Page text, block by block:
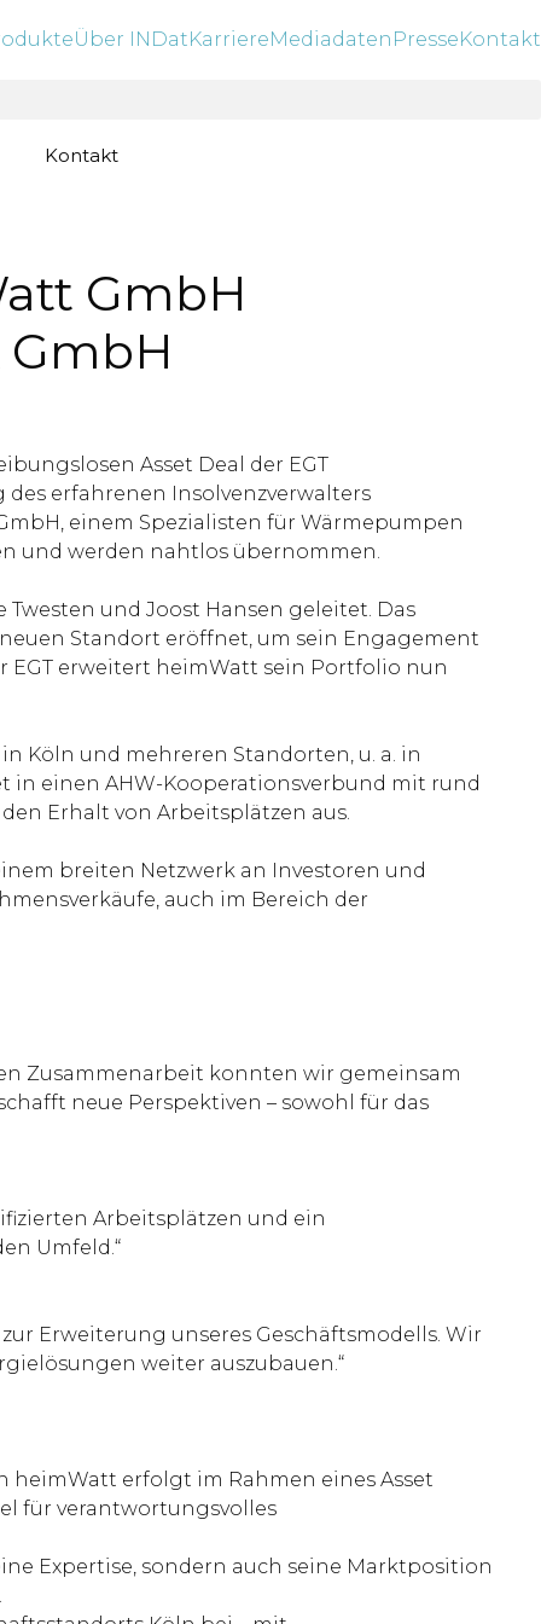
Über INDatKarriereMediadaten PresseKontakt
Kontakt
GmbH
Asset Deal der EGT
erfahrenen Insolvenzverwalters
einem Spezialisten für Wärmepumpen
und werden nahtlos übernommen.
und Joost Hansen geleitet. Das
Standort eröffnet, um sein Engagement
erweitert heimWatt sein Portfolio nun
Köln und mehreren Standorten, u. a. in
in einen AHW-Kooperationsverbund mit rund
Erhalt von Arbeitsplätzen aus.
breiten Netzwerk an Investoren und
auch im Bereich der
Zusammenarbeit konnten wir gemeinsam
neue Perspektiven – sowohl für das
Arbeitsplätzen und ein
Umfeld.“
Erweiterung unseres Geschäftsmodells. Wir
weiter auszubauen.“
heimWatt erfolgt im Rahmen eines Asset
für verantwortungsvolles
Expertise, sondern auch seine Marktposition